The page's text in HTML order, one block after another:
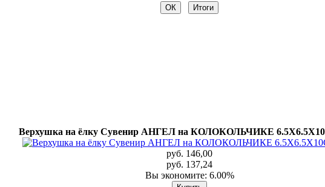
Верхушка на ёлку Сувенир АНГЕЛ на КОЛОКОЛЬЧИКЕ
руб. 146,00
руб. 137,24
Вы экономите: 6.00%